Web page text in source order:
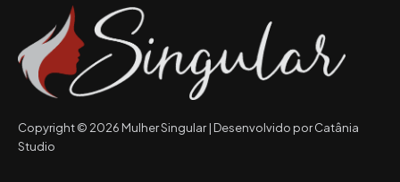
Copyright © 2026 Mulher Singular | Desenvolvido por Catânia
Studio